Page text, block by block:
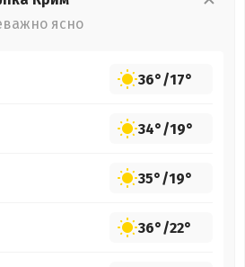
ясно
36°/17°
34°/19°
35°/19°
36°/22°